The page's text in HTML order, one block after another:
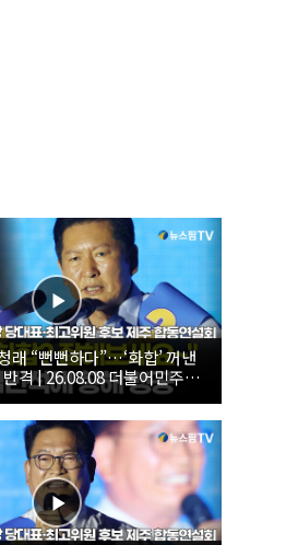
래 “뻔뻔하다”…‘화합’ 꺼낸
격 | 26.08.08 더불어민주당
후보 제주 합동연설회